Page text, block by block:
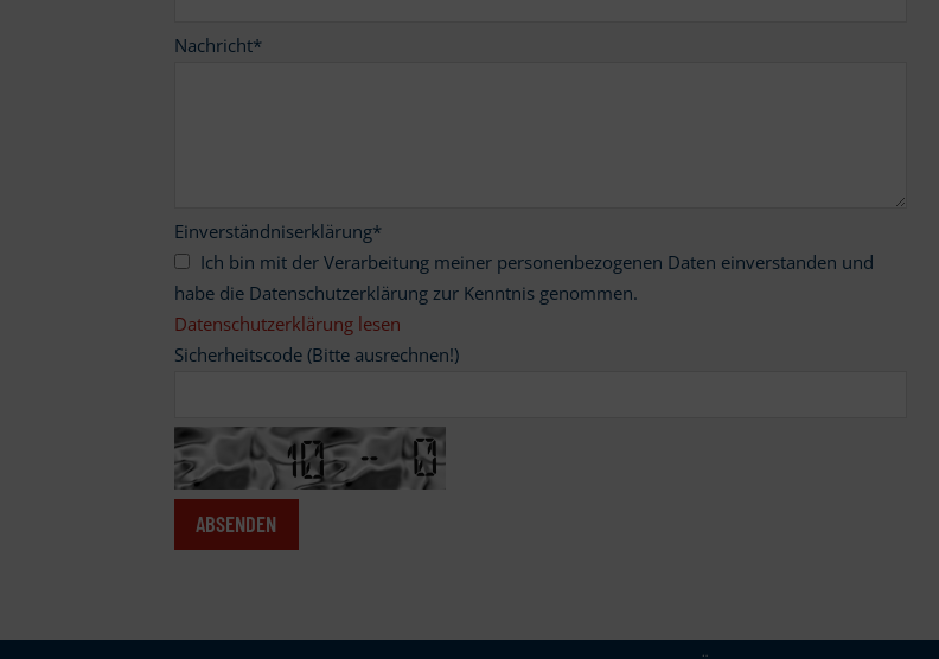
Nachricht*
Einverständniserklärung*
habe die Datenschutzerklärung zur Kenntnis genommen.
Datenschutzerklärung lesen
Sicherheitscode (Bitte ausrechnen!)